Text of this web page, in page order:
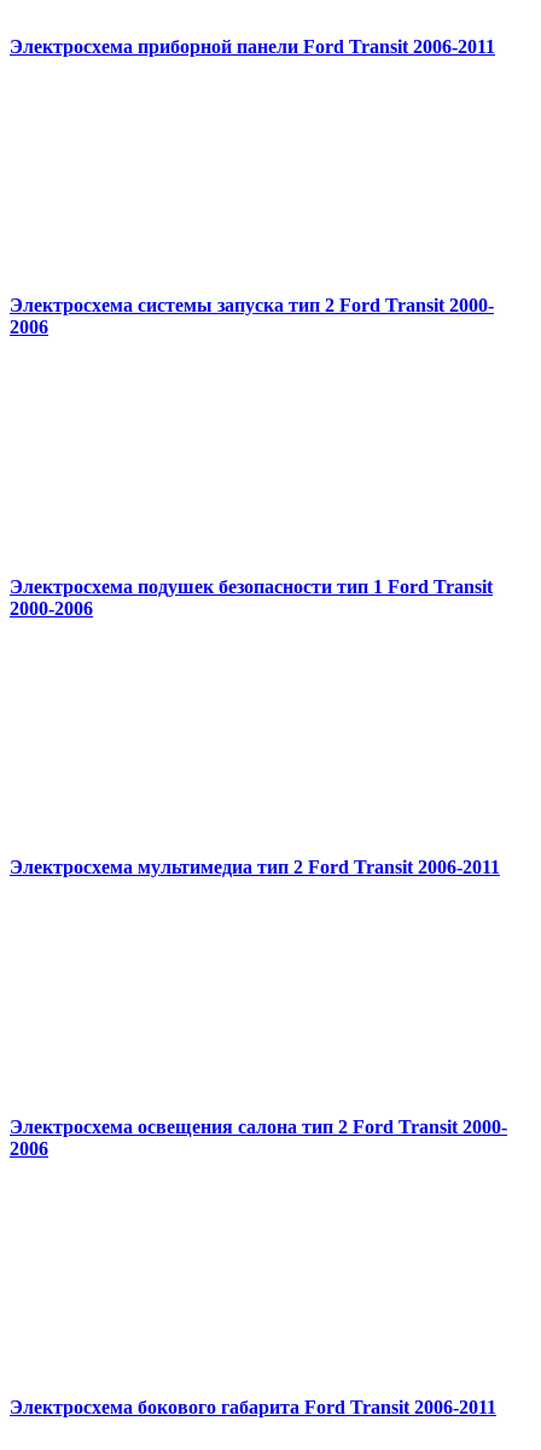
Электросхема приборной панели Ford Transit 2006-2011
Электросхема системы запуска тип 2 Ford Transit 2000-
2006
Электросхема подушек безопасности тип 1 Ford Transit
2000-2006
Электросхема мультимедиа тип 2 Ford Transit 2006-2011
Электросхема освещения салона тип 2 Ford Transit 2000-
2006
Электросхема бокового габарита Ford Transit 2006-2011